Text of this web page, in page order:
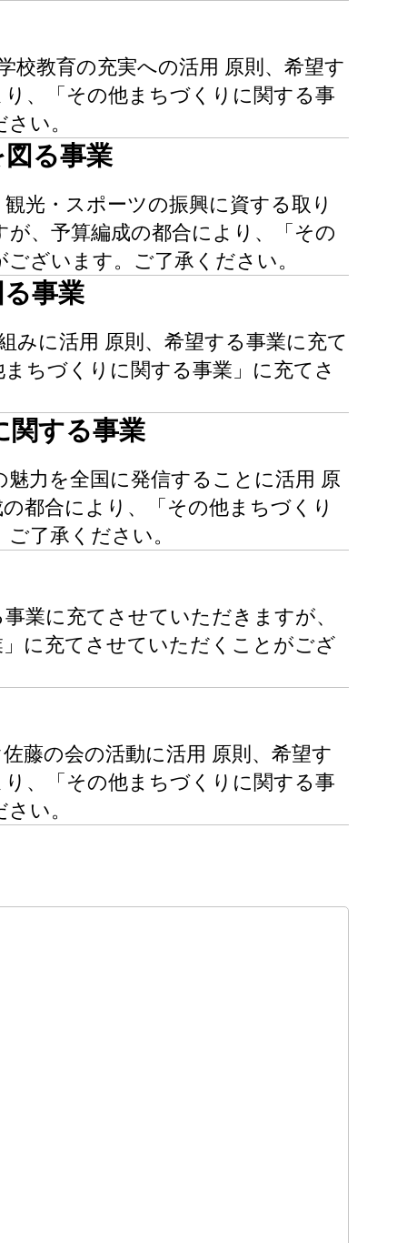
校教育の充実への活用 原則、希望す
、「その他まちづくりに関する事
い。
る事業
光・スポーツの振興に資する取り
、予算編成の都合により、「その
ざいます。ご了承ください。
事業
みに活用 原則、希望する事業に充て
ちづくりに関する事業」に充てさ
関する事業
力を全国に発信することに活用 原
都合により、「その他まちづくり
了承ください。
業に充てさせていただきますが、
に充てさせていただくことがござ
藤の会の活動に活用 原則、希望す
、「その他まちづくりに関する事
い。